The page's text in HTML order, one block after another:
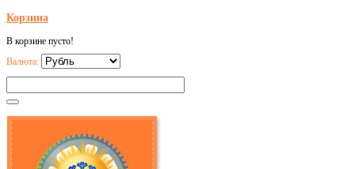
Корзина
В корзине пусто!
Валюта: